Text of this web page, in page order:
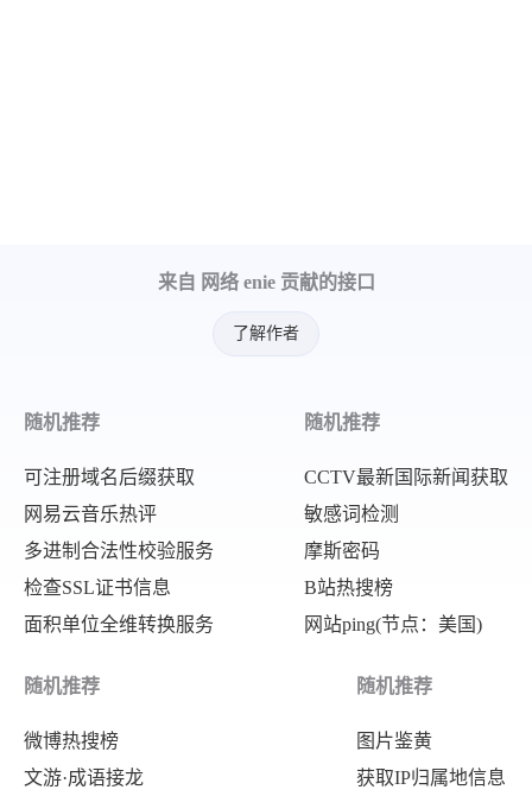
来自 网络 enie 贡献的接口
了解作者
随机推荐
可注册域名后缀获取
网易云音乐热评
多进制合法性校验服务
检查SSL证书信息
面积单位全维转换服务
随机推荐
CCTV最新国际新闻获取
敏感词检测
摩斯密码
B站热搜榜
网站ping(节点：美国)
随机推荐
微博热搜榜
文游·成语接龙
随机推荐
图片鉴黄
获取IP归属地信息